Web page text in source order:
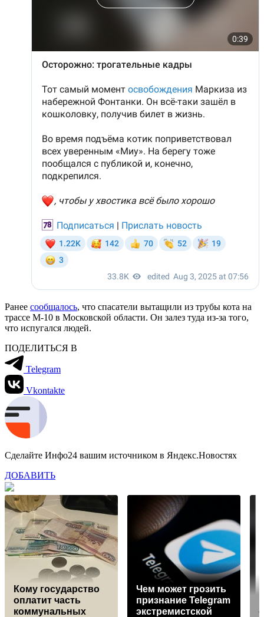
Ранее сообщалось, что спасатели вытащили из трубы кота на
трассе М-10 в Московской области. Он залез туда из-за того,
что испугался людей.
ПОДЕЛИТЬСЯ В
Telegram
Vkontakte
Сделайте Инфо24 вашим источником в Яндекс.Новостях
ДОБАВИТЬ
Кому государство
оплатит часть
коммунальных
Чем может грозить
признание Telegram
экстремистской